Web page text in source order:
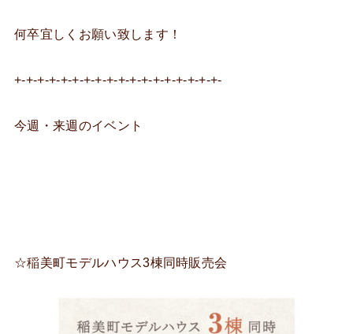
何卒宜しくお願い致します！
+-+-+-+-+-+-+-+-+-+-+-+-+-+-+-+-+-+-
今週・来週のイベント
☆稲美町モデルハウス3棟同時販売会